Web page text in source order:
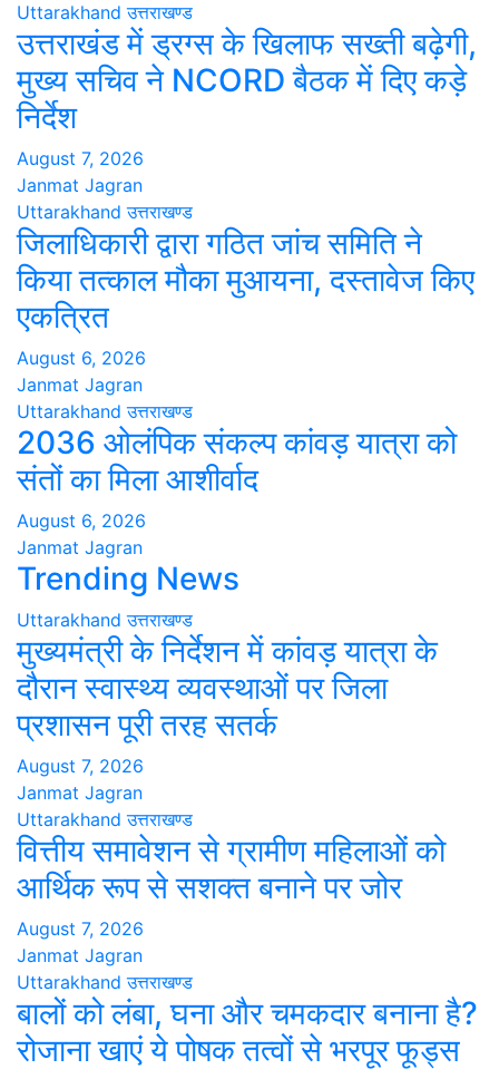
Uttarakhand उत्तराखण्ड
उत्तराखंड में ड्रग्स के खिलाफ सख्ती बढ़ेगी,
मुख्य सचिव ने NCORD बैठक में दिए कड़े
निर्देश
August 7, 2026
Janmat Jagran
Uttarakhand उत्तराखण्ड
जिलाधिकारी द्वारा गठित जांच समिति ने
किया तत्काल मौका मुआयना, दस्तावेज किए
एकत्रित
August 6, 2026
Janmat Jagran
Uttarakhand उत्तराखण्ड
2036 ओलंपिक संकल्प कांवड़ यात्रा को
संतों का मिला आशीर्वाद
August 6, 2026
Janmat Jagran
Trending News
Uttarakhand उत्तराखण्ड
मुख्यमंत्री के निर्देशन में कांवड़ यात्रा के
दौरान स्वास्थ्य व्यवस्थाओं पर जिला
प्रशासन पूरी तरह सतर्क
August 7, 2026
Janmat Jagran
Uttarakhand उत्तराखण्ड
वित्तीय समावेशन से ग्रामीण महिलाओं को
आर्थिक रूप से सशक्त बनाने पर जोर
August 7, 2026
Janmat Jagran
Uttarakhand उत्तराखण्ड
बालों को लंबा, घना और चमकदार बनाना है?
रोजाना खाएं ये पोषक तत्वों से भरपूर फूड्स